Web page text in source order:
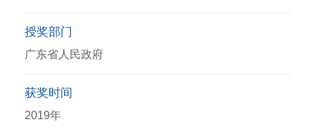
授奖部门
广东省人民政府
获奖时间
2019年